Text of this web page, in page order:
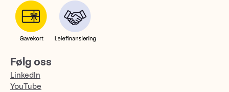
Følg oss
LinkedIn
YouTube